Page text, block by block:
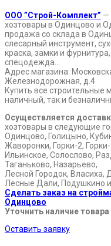
ООО ”Строй-Комплект” —
хозтовары в Одинцово и
продажа со склада в
слесарный инструмент,
краска, замки и
спецодежда…
Адрес магазина:
Железнодорожная, д.4
Купить все
наличный, так и
Осуществляется
хозтовары в следующие
Одинцово, Голицыно,
Жаворонки, Горки-2,
Ильинское, Солослово,
Таганьково, Назарьево,
Лесной Городок, Власиха,
Лесные Дали, Подушкино и
Сделать заказ на
Одинцово
Уточнить наличие
Оставить заявку